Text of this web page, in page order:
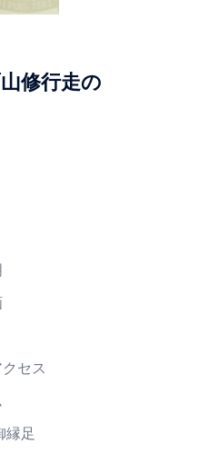
修行走の
セス
縁足